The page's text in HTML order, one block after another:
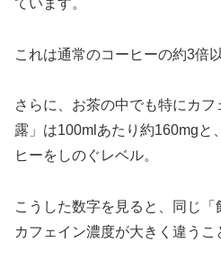
これは通常のコーヒーの約3倍
さらに、お茶の中でも特にカ
露」は100mlあたり約160mgと
ヒーをしのぐレベル。
こうした数字を見ると、同じ
カフェイン濃度が大きく違うこ